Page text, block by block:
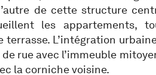
de cette structure
les appartements,
terrasse. L’intégration
rue avec l’immeuble
la corniche voisine.